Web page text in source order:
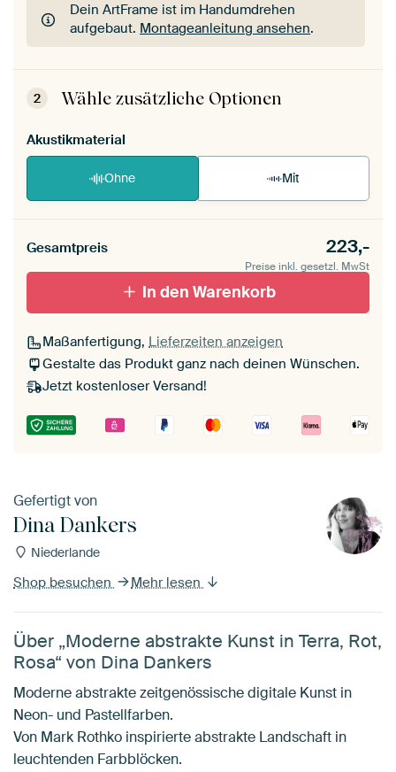
Dein ArtFrame ist im Handumdrehen
aufgebaut. Montageanleitung ansehen.
Dein ArtFrame ist im Handumdrehen
aufgebaut.Montageanleitung ansehen
2 Wähle zusätzliche Optionen
Akustikmaterial
Ohne Mit
Gesamtpreis 223,-
Preise inkl. gesetzl. MwSt
In den Warenkorb
Maßanfertigung, Lieferzeiten anzeigen
Gestalte das Produkt ganz nach deinen Wünschen.
Jetzt kostenloser Versand!
Gefertigt von
Dina Dankers
Niederlande
Shop besuchen Mehr lesen
Über „Moderne abstrakte Kunst in Terra, Rot,
Rosa“ von Dina Dankers
Moderne abstrakte zeitgenössische digitale Kunst in
Neon- und Pastellfarben.
Von Mark Rothko inspirierte abstrakte Landschaft in
leuchtenden Farbblöcken.